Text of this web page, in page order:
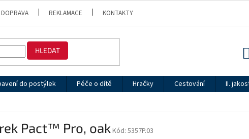
DOPRAVA REKLAMACE KONTAKTY
HLEDAT
do postýlek Péče o dítě Hračky Cestování II.
Pact™ Pro, oak Kód: 5357P.03